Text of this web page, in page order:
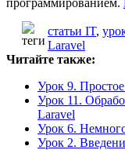
статьи IT,
Laravel
Читайте также:
Урок 9.
Урок 11.
Laravel
Урок 6.
Урок 2.